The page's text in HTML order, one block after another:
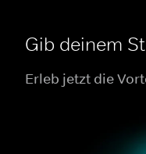
Gib deinem
Erleb jetzt die